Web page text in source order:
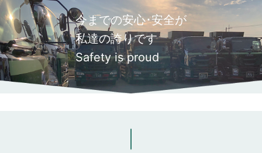
今までの安心･安全が
私達の誇りです
Safety is proud